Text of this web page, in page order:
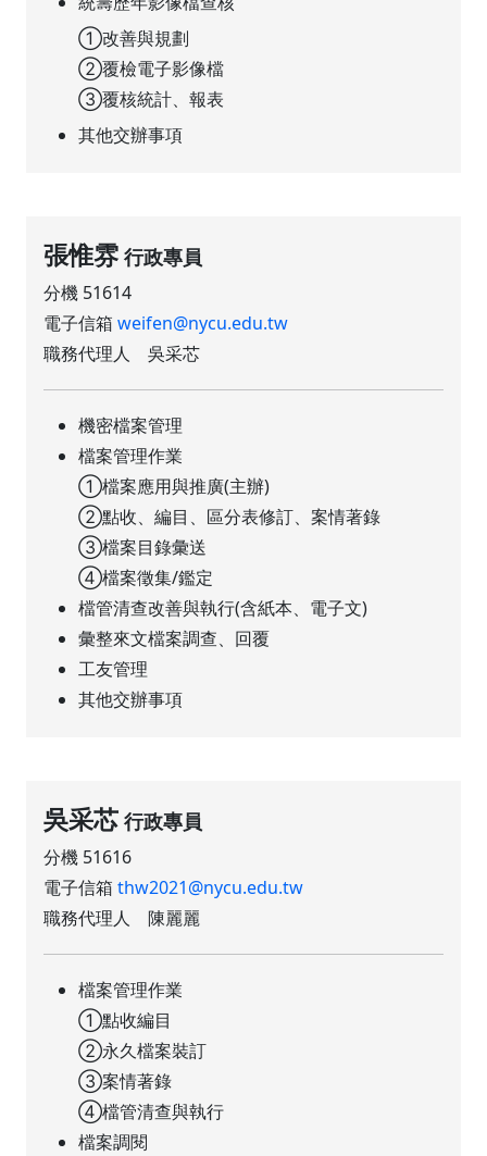
①改善與規劃
②覆檢電子影像檔
③覆核統計、報表
其他交辦事項
張惟雰 行政專員
分機 51614
電子信箱weifen@nycu.edu.tw
職務代理人 吳采芯
機密檔案管理
檔案管理作業
①檔案應用與推廣(主辦)
②點收、編目、區分表修訂、案情著錄
③檔案目錄彙送
④檔案徵集/鑑定
檔管清查改善與執行(含紙本、電子文)
彙整來文檔案調查、回覆
工友管理
其他交辦事項
吳采芯 行政專員
分機 51616
電子信箱thw2021@nycu.edu.tw
職務代理人 陳麗麗
檔案管理作業
①點收編目
②永久檔案裝訂
③案情著錄
④檔管清查與執行
檔案調閱